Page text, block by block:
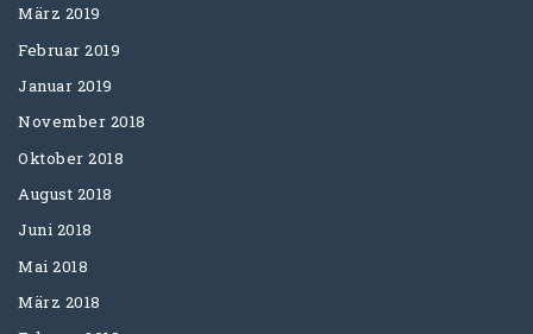
März 2019
Februar 2019
Januar 2019
November 2018
Oktober 2018
August 2018
Juni 2018
Mai 2018
März 2018